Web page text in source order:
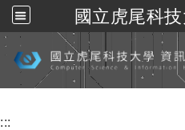
國立虎尾科
跳到主
:::